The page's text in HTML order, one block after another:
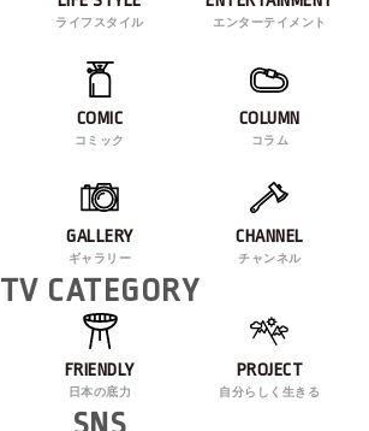
ライフスタイル エンターテイメント
COMIC
コミック
COLUMN
コラム
GALLERY
ギャラリー
CHANNEL
チャンネル
TV CATEGORY
FRIENDLY
日本の底力
PROJECT
自分らしく生きる